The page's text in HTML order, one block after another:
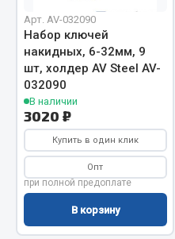
Тройники
Трубки, муфты, гайки
Угольники
Фитинги
Штуцеры
Весь раздел
Инструмент
Автомобильный инструмент
Арт. AV-032090
Набор ключей
накидных, 6-32мм, 9
шт, холдер AV Steel AV-
032090
В наличии
3020 ₽
Купить в один клик
Опт
при полной предоплате
В корзину